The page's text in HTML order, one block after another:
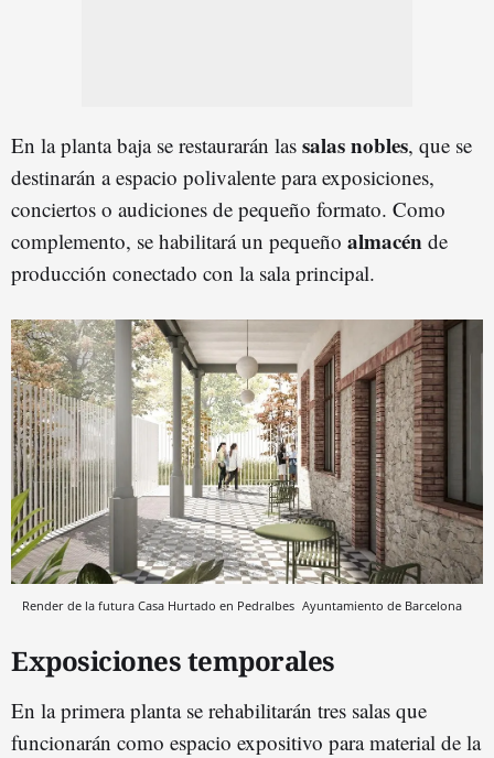
En la planta baja se restaurarán las salas nobles, que se
destinarán a espacio polivalente para exposiciones,
conciertos o audiciones de pequeño formato. Como
complemento, se habilitará un pequeño almacén de
producción conectado con la sala principal.
Render de la futura Casa Hurtado en Pedralbes Ayuntamiento de Barcelona
Exposiciones temporales
En la primera planta se rehabilitarán tres salas que
funcionarán como espacio expositivo para material de la